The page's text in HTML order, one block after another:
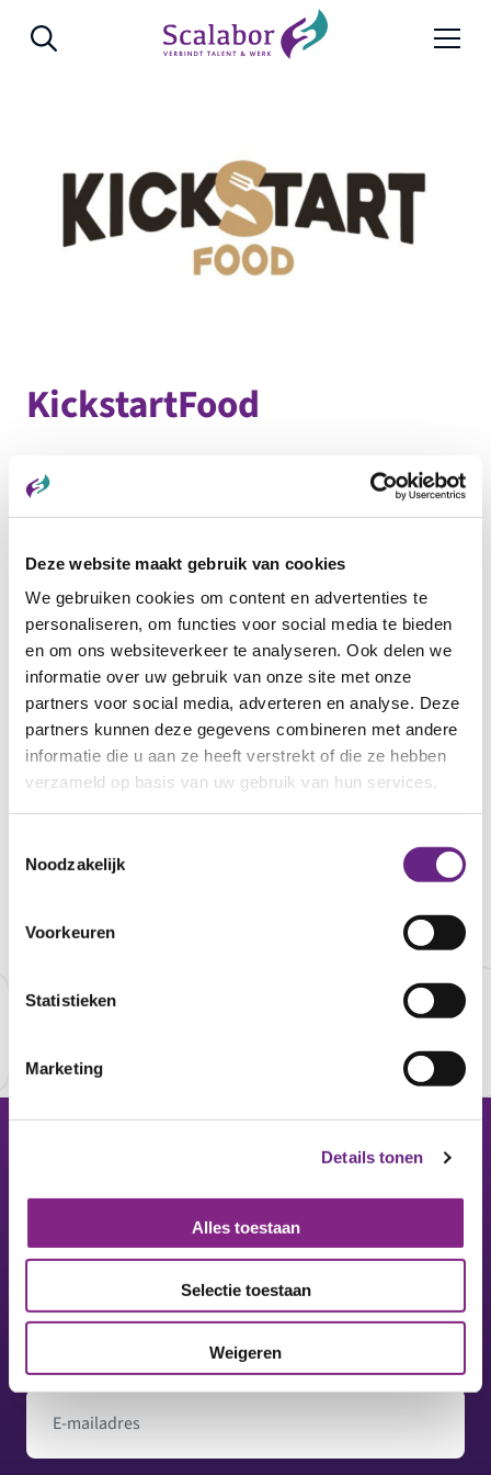
Deze website maakt gebruik van cookies
We gebruiken cookies om content en advertenties te
personaliseren, om functies voor social media te bieden
en om ons websiteverkeer te analyseren. Ook delen we
informatie over uw gebruik van onze site met onze
partners voor social media, adverteren en analyse. Deze
partners kunnen deze gegevens combineren met andere
informatie die u aan ze heeft verstrekt of die ze hebben
verzameld op basis van uw gebruik van hun services.
Noodzakelijk
Voorkeuren
Statistieken
Marketing
Details tonen
Alles toestaan
Selectie toestaan
Weigeren
KickstartFood
Overige partners
Footer
Op de hoogte blijven? Ontvang onze nieuwsbrief.
E-mailadres